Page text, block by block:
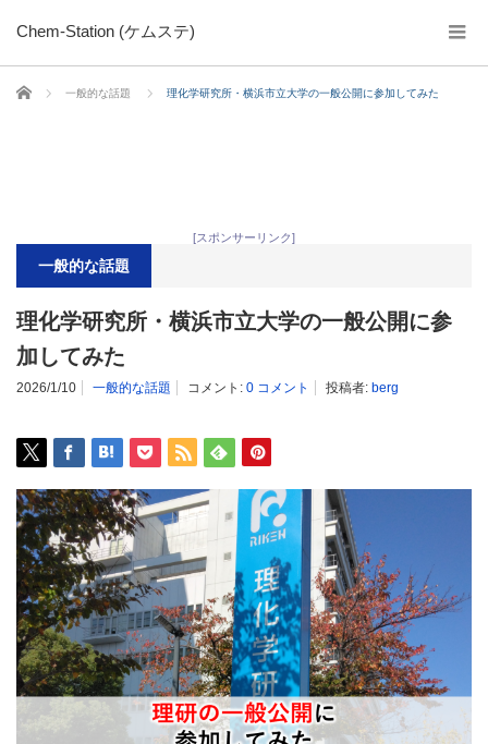
Chem-Station (ケムステ)
ホーム 一般的な話題 理化学研究所・横浜市立大学の一般公開に参加してみた
[スポンサーリンク]
一般的な話題
理化学研究所・横浜市立大学の一般公開に参
加してみた
2026/1/10 一般的な話題 コメント: 0 コメント 投稿者: berg